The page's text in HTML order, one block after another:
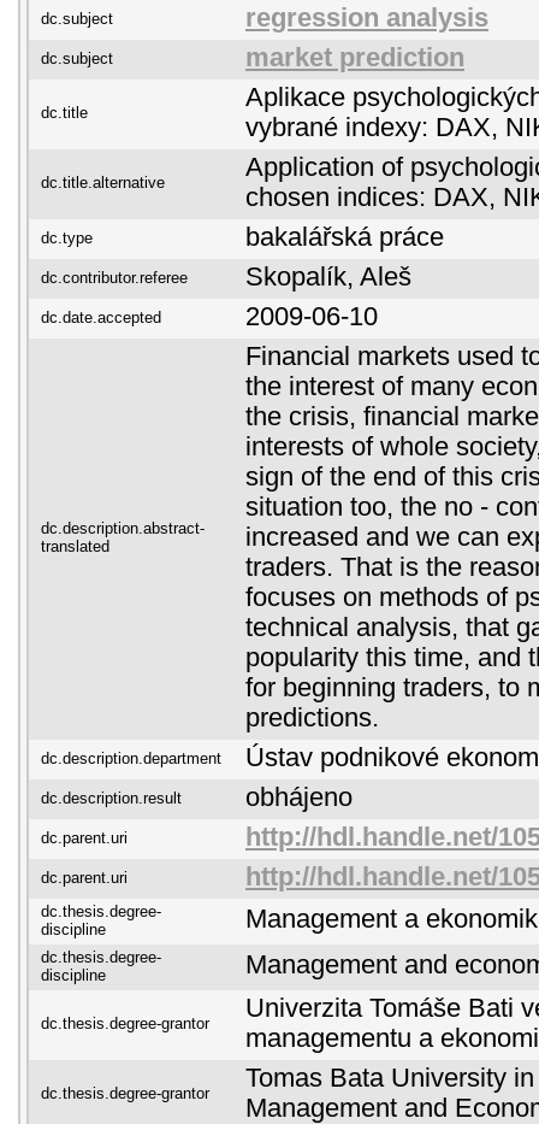
dc.subject regression analysis
dc.subject market prediction
dc.title
Aplikace
vybrané indexy: DAX,
dc.title.alternative
Application of
chosen indices: DAX,
dc.type bakalářská práce
dc.contributor.referee Skopalík, Aleš
dc.date.accepted 2009-06-10
dc.description.abstract-
translated
Financial markets used
the interest of many
the crisis, financial
interests of whole
sign of the end of this
situation too, the no -
increased and we can
traders. That is the
focuses on methods of
technical analysis, that
popularity this time, and
for beginning traders, to
predictions.
dc.description.department Ústav podnikové
dc.description.result obhájeno
dc.parent.uri http://hdl.handle.net/
dc.parent.uri http://hdl.handle.net/
dc.thesis.degree-
discipline
Management a
dc.thesis.degree-
discipline
Management and
dc.thesis.degree-grantor
Univerzita Tomáše Bati
managementu a
dc.thesis.degree-grantor
Tomas Bata University
Management and